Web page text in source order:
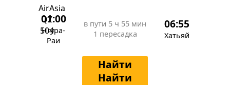
01:00
Нгура-
Раи
в пути 5 ч 55 мин
1 пересадка
06:55
Хатьяй
Найти
Найти